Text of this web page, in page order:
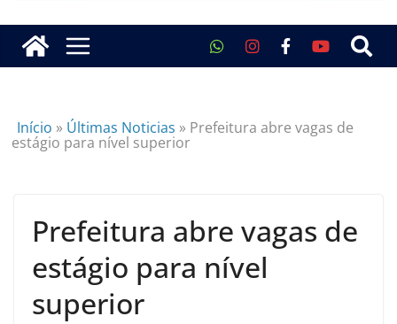
Início » Últimas Noticias » Prefeitura abre vagas de
estágio para nível superior
Prefeitura abre vagas de
estágio para nível
superior